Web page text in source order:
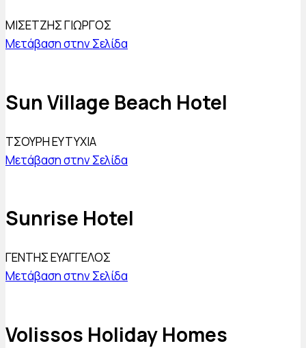
ΜΙΣΕΤΖΗΣ ΓΙΩΡΓΟΣ
Μετάβαση στην Σελίδα
Sun Village Beach Hotel
ΤΣΟΥΡΗ ΕΥΤΥΧΙΑ
Μετάβαση στην Σελίδα
Sunrise Hotel
ΓΕΝΤΗΣ EYAΓΓΕΛΟΣ
Μετάβαση στην Σελίδα
Volissos Holiday Homes